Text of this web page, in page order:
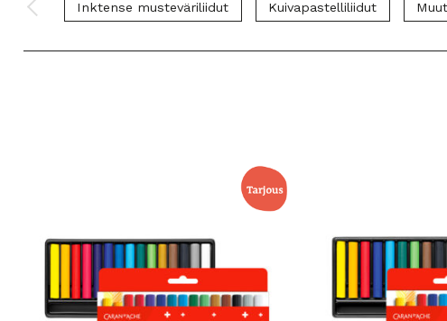
Inktense musteväriliidut Kuivapastelliliidut